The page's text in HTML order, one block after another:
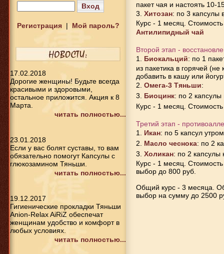
Вход
Регистрация| Мой пароль?
17.02.2018
Дорогие женщины! Будьте всегда
красивыми и здоровыми,
остальное приложится. Акция к 8
Марта.
читать полностью...
23.01.2018
Если у вас болят суставы, то вам
обязательно помогут Капсулы с
глюкозамином Тяньши.
читать полностью...
19.12.2017
Гигиенические прокладки Тяньши
Anion-Relax AiRiZ обеспечат
женщинам удобство и комфорт в
любых условиях.
читать полностью...
пакет чая и настоять 10-
3. Хитозан: по 3 капсулы
Курс - 1 месяц.
Антилипидный чай
Второй этап -
1. Биокальций: по 1
из пакетика в горячей
добавить в кашу или
2. Омега-3 Тяньши:
3. Биоцинк: по 2 капсулы
Курс - 1 месяц.
Третий этап -
1. Икан: по 5 капсул
2. Масло чеснока: по 2
3. Холикан: по 2 капсулы
Курс - 1 месяц.
выбор до 800 руб.
Общий курс - 3 месяца.
выбор на сумму до 2500